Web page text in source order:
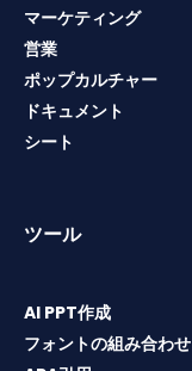
マーケティング
営業
ポップカルチャー
ドキュメント
シート
ツール
AI PPT作成
フォントの組み合わせ